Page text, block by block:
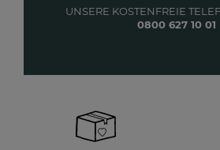
UNSERE KOSTENFREIE
0800 627 10 01